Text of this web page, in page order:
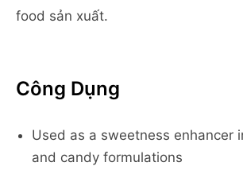
food sản xuất.
Công Dụng
Used as a sweetness enhancer
and candy formulations